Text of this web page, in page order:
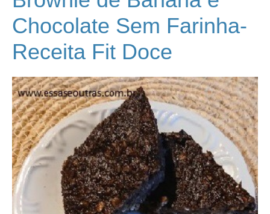
Chocolate Sem Farinha-
Receita Fit Doce